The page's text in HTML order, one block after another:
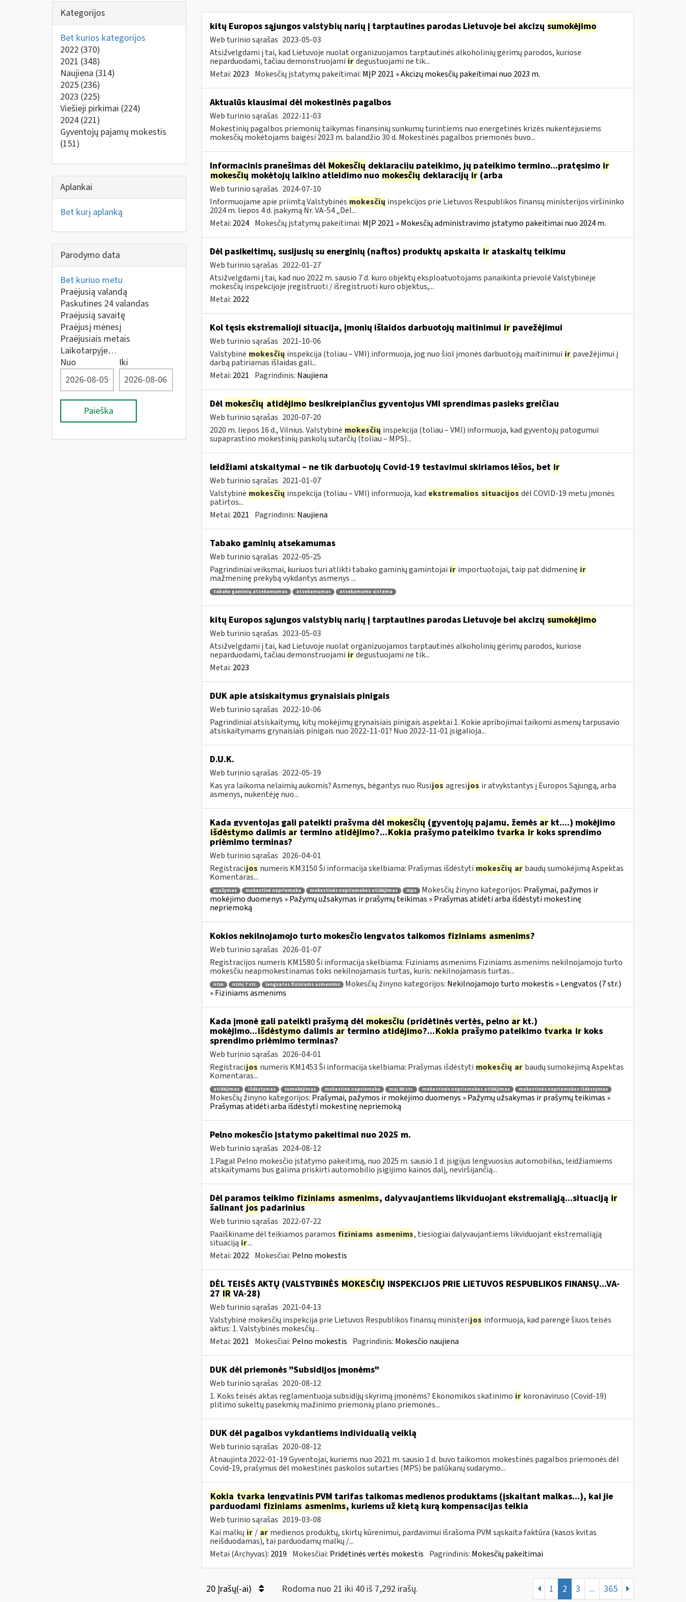
Kategorijos
Bet kurios kategorijos
2022 (370)
2021 (348)
Naujiena (314)
2025 (236)
2023 (225)
Viešieji pirkimai (224)
2024 (221)
Gyventojų pajamų mokestis
(151)
Aplankai
Bet kurį aplanką
Parodymo data
Bet kuriuo metu
Praėjusią valandą
Paskutines 24 valandas
Praėjusią savaitę
Praėjusį mėnesį
Praėjusiais metais
Laikotarpyje…
Nuo
Iki
Paieška
kitų Europos sąjungos valstybių narių į tarptautines parodas Lietuvoje bei akcizų sumokėjimo
Web turinio sąrašas 2023-05-03
Atsižvelgdami į tai, kad Lietuvoje nuolat organizuojamos tarptautinės alkoholinių gėrimų parodos, kuriose
neparduodami, tačiau demonstruojami ir degustuojami ne tik...
Metai: 2023 Mokesčių įstatymų pakeitimai: MĮP 2021 » Akcizų mokesčių pakeitimai nuo 2023 m.
Aktualūs klausimai dėl mokestinės pagalbos
Web turinio sąrašas 2022-11-03
Mokestinių pagalbos priemonių taikymas finansinių sunkumų turintiems nuo energetinės krizės nukentėjusiems
mokesčių mokėtojams baigėsi 2023 m. balandžio 30 d. Mokestinės pagalbos priemonės buvo...
Informacinis pranešimas dėl Mokesčių deklaracijų pateikimo, jų pateikimo termino...pratęsimo ir
mokesčių mokėtojų laikino atleidimo nuo mokesčių deklaracijų ir(arba
Web turinio sąrašas 2024-07-10
Informuojame apie priimtą Valstybinės mokesčių inspekcijos prie Lietuvos Respublikos finansų ministerijos viršininko
2024 m. liepos 4 d. įsakymą Nr. VA-54 „Dėl...
Metai: 2024 Mokesčių įstatymų pakeitimai: MĮP 2021 » Mokesčių administravimo įstatymo pakeitimai nuo 2024 m.
Dėl pasikeitimų, susijusių su energinių (naftos) produktų apskaita irataskaitų teikimu
Web turinio sąrašas 2022-01-27
Atsižvelgdami į tai, kad nuo 2022 m. sausio 7 d. kuro objektų eksploatuotojams panaikinta prievolė Valstybinėje
mokesčių inspekcijoje įregistruoti / išregistruoti kuro objektus,...
Metai: 2022
Kol tęsis ekstremalioji situacija, įmonių išlaidos darbuotojų maitinimui irpavežėjimui
Web turinio sąrašas 2021-10-06
Valstybinė mokesčių inspekcija (toliau – VMI) informuoja, jog nuo šiol įmonės darbuotojų maitinimui ir pavežėjimui į
darbą patiriamas išlaidas gali...
Metai: 2021 Pagrindinis: Naujiena
Dėl mokesčių atidėjimo besikreipiančius gyventojus VMI sprendimas pasieks greičiau
Web turinio sąrašas 2020-07-20
2020 m. liepos 16 d., Vilnius. Valstybinė mokesčių inspekcija (toliau – VMI) informuoja, kad gyventojų patogumui
supaprastino mokestinių paskolų sutarčių (toliau – MPS)...
leidžiami atskaitymai – ne tik darbuotojų Covid-19 testavimui skiriamos lėšos, bet ir
Web turinio sąrašas 2021-01-07
Valstybinė mokesčių inspekcija (toliau – VMI) informuoja, kad ekstremalios situacijos dėl COVID-19 metu įmonės
patirtos...
Metai: 2021 Pagrindinis: Naujiena
Tabako gaminių atsekamumas
Web turinio sąrašas 2022-05-25
Pagrindiniai veiksmai, kuriuos turi atlikti tabako gaminių gamintojai ir importuotojai, taip pat didmeninę ir
mažmeninę prekybą vykdantys asmenys ...
tabako gaminių atsekamumas atsekamumas atsekamumo sistema
kitų Europos sąjungos valstybių narių į tarptautines parodas Lietuvoje bei akcizų sumokėjimo
Web turinio sąrašas 2023-05-03
Atsižvelgdami į tai, kad Lietuvoje nuolat organizuojamos tarptautinės alkoholinių gėrimų parodos, kuriose
neparduodami, tačiau demonstruojami ir degustuojami ne tik...
Metai: 2023
DUK apie atsiskaitymus grynaisiais pinigais
Web turinio sąrašas 2022-10-06
Pagrindiniai atsiskaitymų, kitų mokėjimų grynaisiais pinigais aspektai 1. Kokie apribojimai taikomi asmenų tarpusavio
atsiskaitymams grynaisiais pinigais nuo 2022-11-01? Nuo 2022-11-01 įsigalioja...
D.U.K.
Web turinio sąrašas 2022-05-19
Kas yra laikoma nelaimių aukomis? Asmenys, bėgantys nuo Rusijos agresijos ir atvykstantys į Europos Sąjungą, arba
asmenys, nukentėję nuo...
Kada gyventojas gali pateikti prašymą dėl mokesčių (gyventojų pajamų, žemės arkt....) mokėjimo
išdėstymo dalimis artermino atidėjimo?...Kokiaprašymo pateikimo tvarka irkoks sprendimo
priėmimo terminas?
Web turinio sąrašas 2026-04-01
Registracijos numeris KM3150 Ši informacija skelbiama: Prašymas išdėstyti mokesčių ar baudų sumokėjimą Aspektas
Komentaras...
prašymas mokestinė nepriemoka mokestinės nepriemokos atidėjimas mps Mokesčių žinyno kategorijos: Prašymai, pažymos ir
mokėjimo duomenys » Pažymų užsakymas ir prašymų teikimas » Prašymas atidėti arba išdėstyti mokestinę
nepriemoką
Kokios nekilnojamojo turto mokesčio lengvatos taikomos fiziniams asmenims?
Web turinio sąrašas 2026-01-07
Registracijos numeris KM1580 Ši informacija skelbiama: Fiziniams asmenims Fiziniams asmenims nekilnojamojo turto
mokesčiu neapmokestinamas toks nekilnojamasis turtas, kuris: nekilnojamasis turtas...
ntm ntmį 7 str. lengvatos fiziniams asmenims Mokesčių žinyno kategorijos: Nekilnojamojo turto mokestis » Lengvatos (7 str.)
» Fiziniams asmenims
Kada įmonė gali pateikti prašymą dėl mokesčių(pridėtinės vertės, pelno arkt.)
mokėjimo...išdėstymo dalimis arterminoatidėjimo?...Kokia prašymo pateikimo tvarka irkoks
sprendimo priėmimo terminas?
Web turinio sąrašas 2026-04-01
Registracijos numeris KM1453 Ši informacija skelbiama: Prašymas išdėstyti mokesčių ar baudų sumokėjimą Aspektas
Komentaras...
atidėjimas išdėstymas sumokėjimas mokestinė nepriemoka maį 88 str. mokestinės nepriemokos atidėjimas mokestinės nepriemokos išdėstymas
Mokesčių žinyno kategorijos: Prašymai, pažymos ir mokėjimo duomenys » Pažymų užsakymas ir prašymų teikimas »
Prašymas atidėti arba išdėstyti mokestinę nepriemoką
Pelno mokesčio įstatymo pakeitimai nuo 2025 m.
Web turinio sąrašas 2024-08-12
1.Pagal Pelno mokesčio įstatymo pakeitimą, nuo 2025 m. sausio 1 d. įsigijus lengvuosius automobilius, leidžiamiems
atskaitymams bus galima priskirti automobilio įsigijimo kainos dalį, neviršijančią...
Dėl paramos teikimo fiziniams asmenims, dalyvaujantiems likviduojant ekstremaliąją...situaciją ir
šalinantjos padarinius
Web turinio sąrašas 2022-07-22
Paaiškiname dėl teikiamos paramos fiziniams asmenims, tiesiogiai dalyvaujantiems likviduojant ekstremaliąją
situaciją ir...
Metai: 2022 Mokesčiai: Pelno mokestis
DĖL TEISĖS AKTŲ (VALSTYBINĖS MOKESČIŲ INSPEKCIJOS PRIE LIETUVOS RESPUBLIKOS FINANSŲ...VA-
27 IR VA-28)
Web turinio sąrašas 2021-04-13
Valstybinė mokesčių inspekcija prie Lietuvos Respublikos finansų ministerijos informuoja, kad parengė šiuos teisės
aktus: 1. Valstybinės mokesčių...
Metai: 2021 Mokesčiai: Pelno mokestis Pagrindinis: Mokesčio naujiena
DUK dėl priemonės "Subsidijos įmonėms"
Web turinio sąrašas 2020-08-12
1. Koks teisės aktas reglamentuoja subsidijų skyrimą įmonėms? Ekonomikos skatinimo ir koronaviruso (Covid-19)
plitimo sukeltų pasekmių mažinimo priemonių plano priemonės...
DUK dėl pagalbos vykdantiems individualią veiklą
Web turinio sąrašas 2020-08-12
Atnaujinta 2022-01-19 Gyventojai, kuriems nuo 2021 m. sausio 1 d. buvo taikomos mokestinės pagalbos priemonės dėl
Covid-19, prašymus dėl mokestinės paskolos sutarties (MPS) be palūkanų sudarymo...
Kokia tvarkalengvatinis PVM tarifas taikomas medienos produktams (įskaitant malkas...), kai jie
parduodamifiziniams asmenims, kuriems už kietą kurą kompensacijas teikia
Web turinio sąrašas 2019-03-08
Kai malkų ir / ar medienos produktų, skirtų kūrenimui, pardavimui išrašoma PVM sąskaita faktūra (kasos kvitas
neišduodamas), tai parduodamų malkų /...
Metai (Archyvas): 2019 Mokesčiai: Pridėtinės vertės mokestis Pagrindinis: Mokesčių pakeitimai
20 Įrašų(-ai) Rodoma nuo 21 iki 40 iš 7,292 irašų. 1 2 3 ... 365